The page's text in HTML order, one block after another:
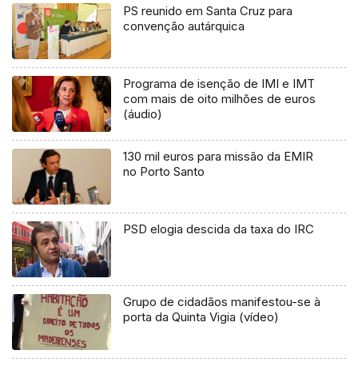
PS reunido em Santa Cruz para
convenção autárquica
Programa de isenção de IMI e IMT
com mais de oito milhões de euros
(áudio)
130 mil euros para missão da EMIR
no Porto Santo
PSD elogia descida da taxa do IRC
Grupo de cidadãos manifestou-se à
porta da Quinta Vigia (vídeo)